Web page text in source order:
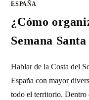
ESPAÑA
¿Cómo
Semana
Hablar de la Costa del
España con mayor
todo el territorio. Dentro